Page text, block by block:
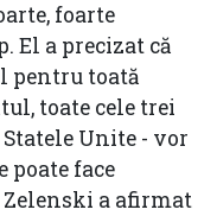
foarte
El a precizat că
pentru toată
toate cele trei
Unite - vor
poate face
a afirmat